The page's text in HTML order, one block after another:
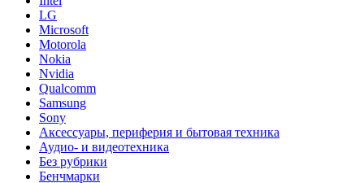
LG
Microsoft
Motorola
Nokia
Nvidia
Qualcomm
Samsung
Sony
Аксессуары, периферия и бытовая техника
Аудио- и видеотехника
Без рубрики
Бенчмарки